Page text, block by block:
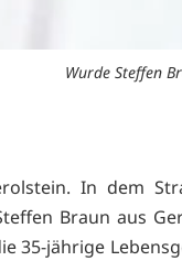
Wurde Steffen
In dem
Braun aus
35-jährige